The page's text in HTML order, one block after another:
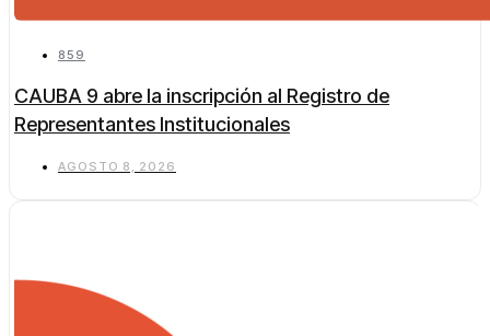
859
CAUBA 9 abre la inscripción al Registro de
Representantes Institucionales
AGOSTO 8, 2026